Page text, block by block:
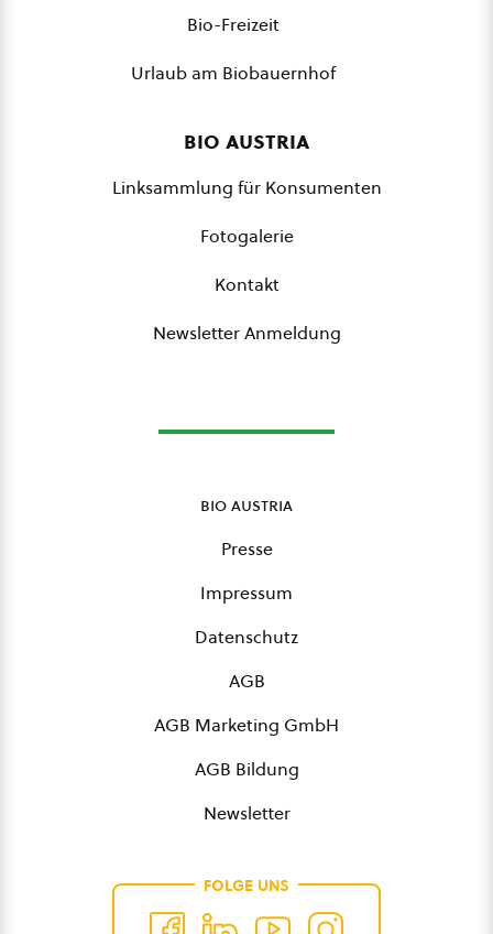
Bio-Freizeit
Urlaub am Biobauernhof
bio austria
Linksammlung für Konsumenten
Fotogalerie
Kontakt
Newsletter Anmeldung
bio austria
Presse
Impressum
Datenschutz
AGB
AGB Marketing GmbH
AGB Bildung
Newsletter
FOLGE UNS